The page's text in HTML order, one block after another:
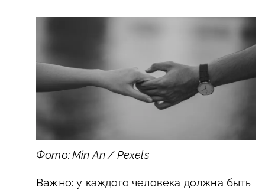
Фото: Min An / Pexels
Важно: у каждого человека должна быть